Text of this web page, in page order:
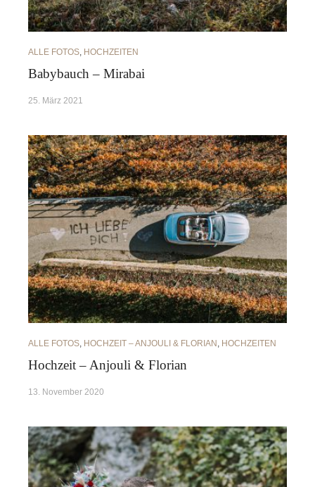
ALLE FOTOS HOCHZEITEN
Babybauch – Mirabai
25. März 2021
ALLE FOTOS, HOCHZEIT – ANJOULI & FLORIAN , HOCHZEITEN
Hochzeit – Anjouli & Florian
13. November 2020